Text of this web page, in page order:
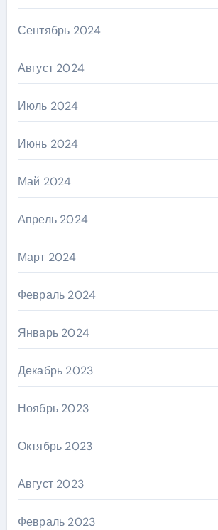
Сентябрь 2024
Август 2024
Июль 2024
Июнь 2024
Май 2024
Апрель 2024
Март 2024
Февраль 2024
Январь 2024
Декабрь 2023
Ноябрь 2023
Октябрь 2023
Август 2023
Февраль 2023